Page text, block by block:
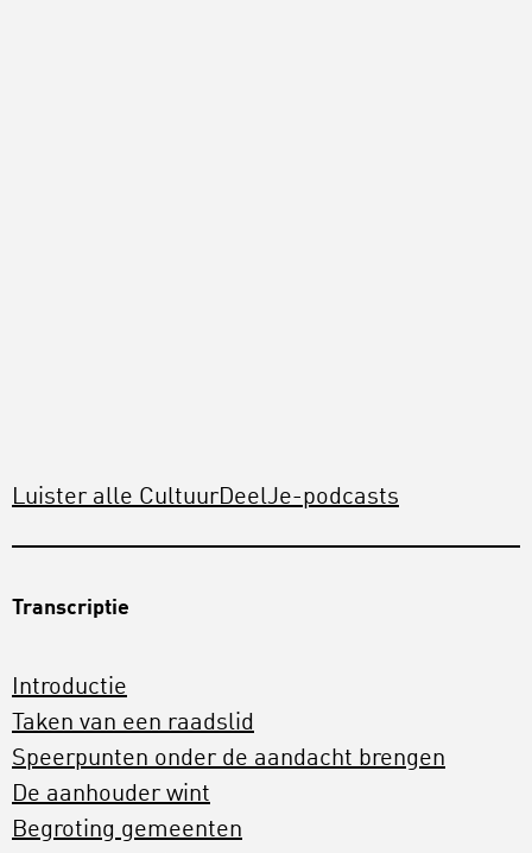
Luister alle CultuurDeelJe-podcasts
Transcriptie
Introductie
Taken van een raadslid
Speerpunten onder de aandacht brengen
De aanhouder wint
Begroting gemeenten